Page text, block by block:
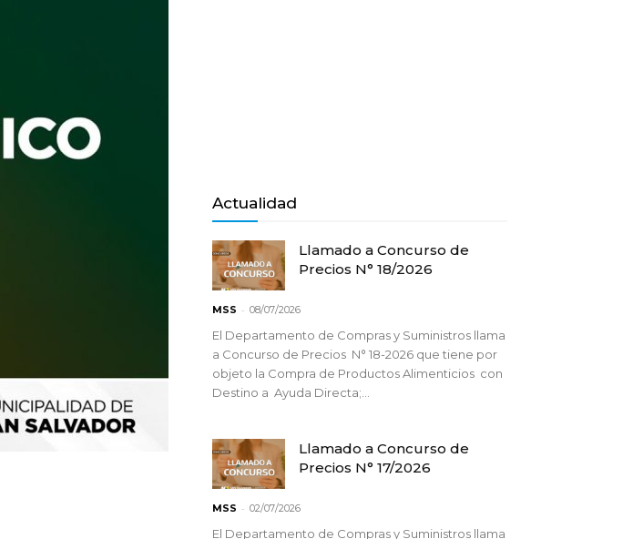
Actualidad
Llamado a Concurso de
Precios N° 18/2026
MSS - 08/07/2026
El Departamento de Compras y Suministros llama
a Concurso de Precios N° 18-2026 que tiene por
objeto la Compra de Productos Alimenticios con
Destino a Ayuda Directa;...
Llamado a Concurso de
Precios N° 17/2026
MSS - 02/07/2026
El Departamento de Compras y Suministros llama